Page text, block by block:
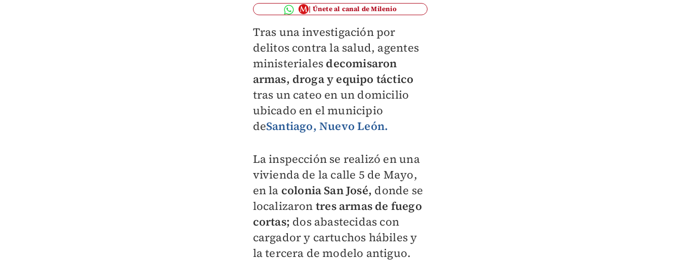
Únete al canal de Milenio
Tras una investigación por
delitos contra la salud, agentes
ministeriales decomisaron
armas, droga y equipo táctico
tras un cateo en un domicilio
ubicado en el municipio
deSantiago, Nuevo León.
La inspección se realizó en una
vivienda de la calle 5 de Mayo,
en la colonia San José, donde se
localizaron tres armas de fuego
cortas; dos abastecidas con
cargador y cartuchos hábiles y
la tercera de modelo antiguo.